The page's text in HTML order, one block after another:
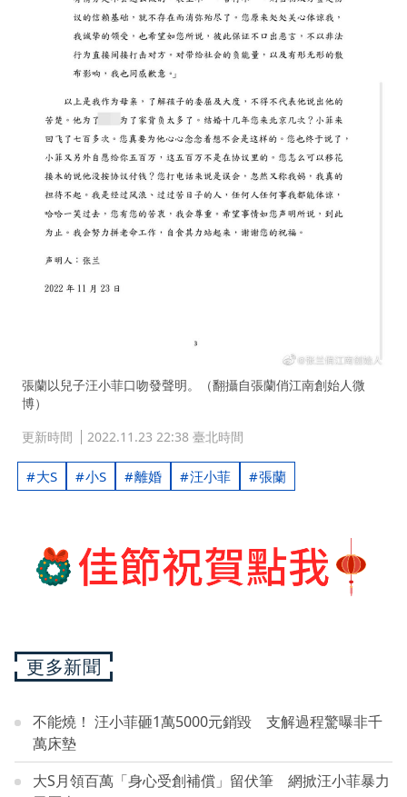
張蘭以兒子汪小菲口吻發聲明。（翻攝自張蘭俏江南創始人微
博）
更新時間
2022.11.23 22:38 臺北時間
大S 小S 離婚 汪小菲 張蘭
更多新聞
不能燒！ 汪小菲砸1萬5000元銷毀 支解過程驚曝非千
萬床墊
大S月領百萬「身心受創補償」留伏筆 網掀汪小菲暴力